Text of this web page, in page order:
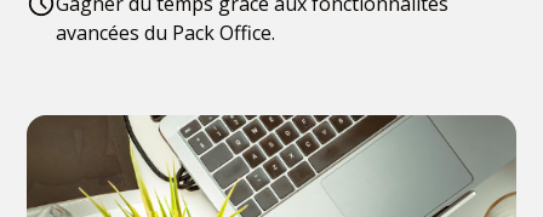
avancées du Pack Office.